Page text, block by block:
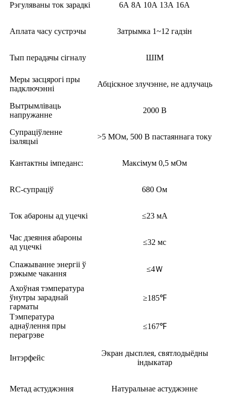
Рэгуляваны ток зарадкі 6А 8А 10А 13А 16А
Аплата часу сустрэчы Затрымка 1~12 гадзін
Тып перадачы сігналу ШІМ
Меры засцярогі пры
падключэнні
Абціскное злучэнне, не адлучаць
Вытрымліваць
напружанне
2000 В
Супраціўленне
ізаляцыі
>5 МОм, 500 В пастаяннага току
Кантактны імпеданс: Максімум 0,5 мОм
RC-супраціў 680 Ом
Ток абароны ад уцечкі ≤23 мА
Час дзеяння абароны
ад уцечкі
≤32 мс
Спажыванне энергіі ў
рэжыме чакання
≤4Ｗ
Ахоўная тэмпература
ўнутры зараднай
гарматы
≥185℉
Тэмпература
аднаўлення пры
перагрэве
≤167℉
Інтэрфейс
Экран дысплея, святлодыёдны
індыкатар
Метад астуджэння Натуральнае астуджэнне